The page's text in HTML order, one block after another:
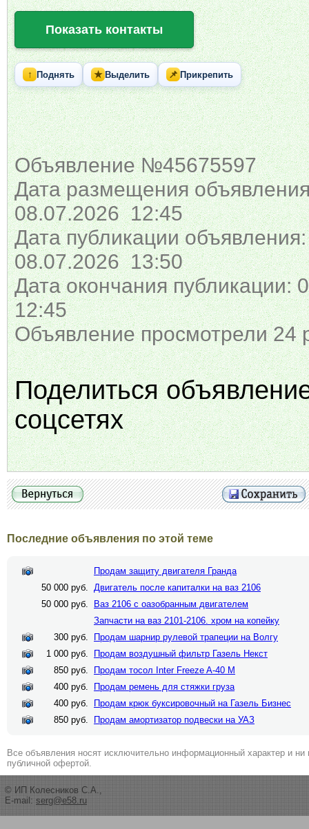
Показать контакты
↑ Поднять ★ Выделить 📌 Прикрепить
Объявление №45675597
Дата размещения
08.07.2026 12:45
Дата публикации объявления:
08.07.2026 13:50
Дата окончания публикации:
12:45
Объявление просмотрели 24
Поделиться
соцсетях
Последние объявления по этой теме
Продам защиту двигателя Гранда
50 000 руб. Двигатель после капиталки на ваз 2106
50 000 руб.
Ваз 2106 с оазобранным двигателем
Запчасти на ваз 2101-2106. хром на копейку
300 руб.
Продам шарнир рулевой трапеции на Волгу
1 000 руб.
Продам воздушный фильтр Газель Некст
850 руб.
Продам тосол Inter Freeze A-40 M
400 руб.
Продам ремень для стяжки груза
400 руб.
Продам крюк буксировочный на Газель Бизнес
850 руб.
Продам амортизатор подвески на УАЗ
Все объявления носят исключительно информационный характер и ни
публичной офертой.
© ИП Колесников С.А.,
E-mail: serg@e58.ru